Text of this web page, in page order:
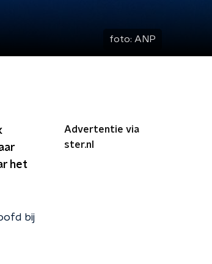
foto: ANP
het
bij
Advertentie via
ster.nl